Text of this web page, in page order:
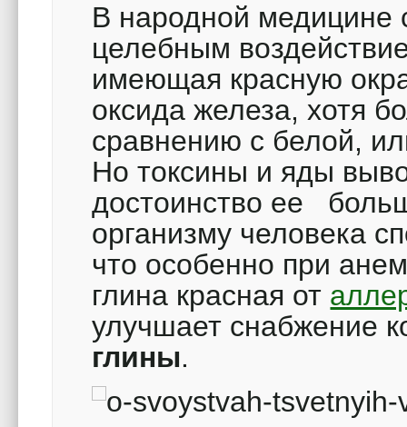
В народной медицине
целебным
имеющая красную
оксида железа, хотя
сравнению с белой,
Но токсины и яды
достоинство ее
организму человека
что особенно при
глина красная от
улучшает снабжение
глины.